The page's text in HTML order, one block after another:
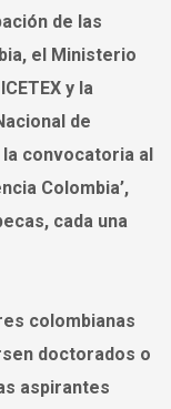
de las
el Ministerio
y la
de
la convocatoria al
Colombia’,
cada una
colombianas
doctorados o
aspirantes